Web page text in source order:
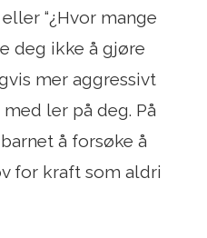
“¿Hvor mange
deg ikke å gjøre
mer aggressivt
ler på deg. På
å forsøke å
for kraft som aldri